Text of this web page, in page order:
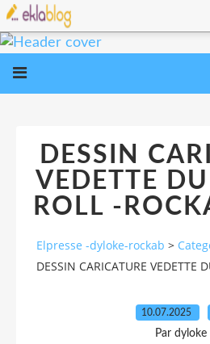
DESSIN
VEDETTE
ROLL -
Elpresse -dyloke-rockab >
DESSIN CARICATURE VEDETTE
10.07.2025
Par dyloke